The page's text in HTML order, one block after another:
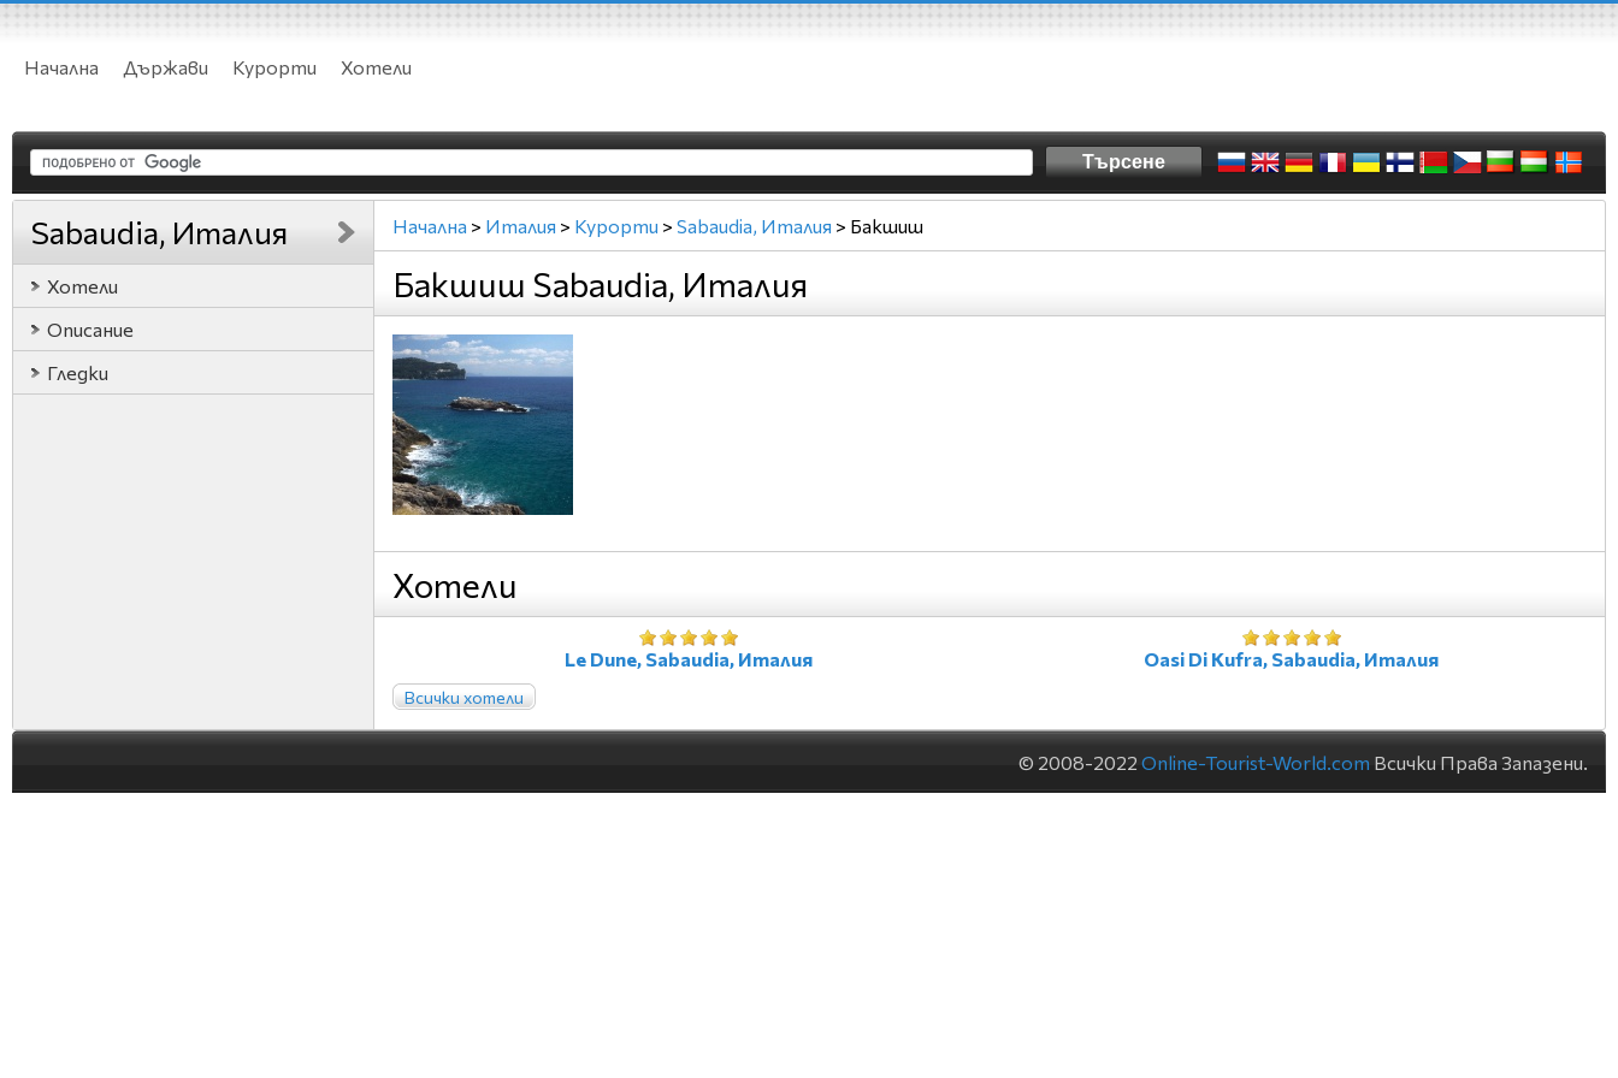
Начална Държави Курорти Хотели
Sabaudia, Италия
Хотели
Описание
Гледки
Начална > Италия > Курорти > Sabaudia, Италия > Бакшиш
Бакшиш Sabaudia, Италия
Хотели
Le Dune, Sabaudia, Италия Oasi Di Kufra, Sabaudia, Италия
Всички хотели
© 2008-2022 Online-Tourist-World.com Всички Права Запазени.